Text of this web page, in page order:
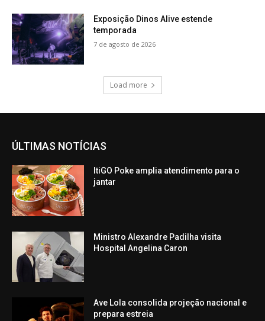
Exposição Dinos Alive estende
temporada
7 de agosto de 2026
Load more
ÚLTIMAS NOTÍCIAS
ItiGO Poke amplia atendimento para o
jantar
Ministro Alexandre Padilha visita
Hospital Angelina Caron
Ave Lola consolida projeção nacional e
prepara estreia